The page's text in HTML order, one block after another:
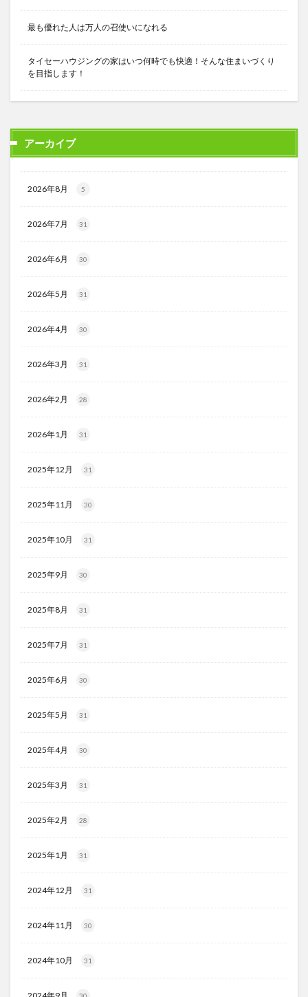
最も優れた人は万人の召使いになれる
タイセーハウジングの家はいつ何時でも快適！そんな住まいづくり
を目指します！
アーカイブ
2026年8月 5
2026年7月 31
2026年6月 30
2026年5月 31
2026年4月 30
2026年3月 31
2026年2月 28
2026年1月 31
2025年12月 31
2025年11月 30
2025年10月 31
2025年9月 30
2025年8月 31
2025年7月 31
2025年6月 30
2025年5月 31
2025年4月 30
2025年3月 31
2025年2月 28
2025年1月 31
2024年12月 31
2024年11月 30
2024年10月 31